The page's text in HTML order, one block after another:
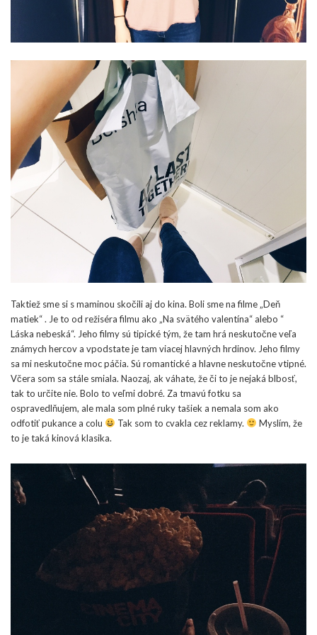
Taktiež sme si s maminou skočili aj do kina. Boli sme na filme „Deň
matiek“ . Je to od režiséra filmu ako „Na svätého valentína“ alebo “
Láska nebeská“. Jeho filmy sú tipické tým, že tam hrá neskutočne veľa
známych hercov a vpodstate je tam viacej hlavných hrdinov. Jeho filmy
sa mi neskutočne moc páčia. Sú romantické a hlavne neskutočne vtipné.
Včera som sa stále smiala. Naozaj, ak váhate, že či to je nejaká blbosť,
tak to určite nie. Bolo to veľmi dobré. Za tmavú fotku sa
ospravedlňujem, ale mala som plné ruky tašiek a nemala som ako
odfotiť pukance a colu
Tak som to cvakla cez reklamy.
Myslím, že
to je taká kinová klasika.